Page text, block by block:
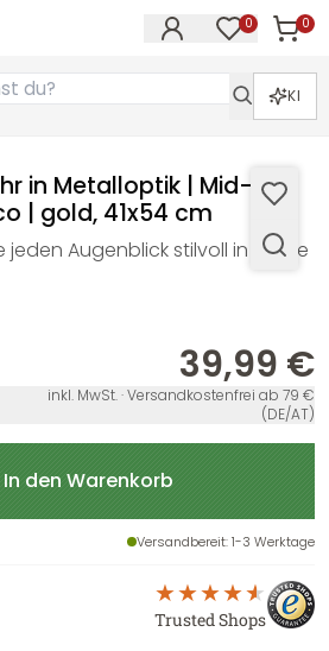
0 0
KI
in Metalloptik | Mid-
| gold, 41x54 cm
jeden Augenblick stilvoll in Szene
39,99 €
inkl. MwSt. · Versandkostenfrei ab 79 €
(DE/AT)
In den Warenkorb
Versandbereit: 1-3 Werktage
Trusted Shops